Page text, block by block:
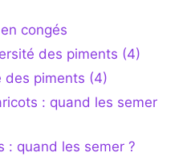
congés
des piments (4)
des piments (4)
: quand les semer
: quand les semer ?